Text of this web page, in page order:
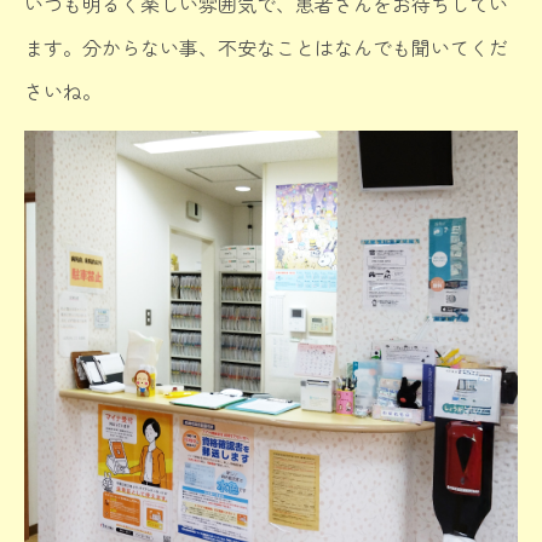
ます。分からない事、不安なことはなんでも聞いてくだ
さいね。